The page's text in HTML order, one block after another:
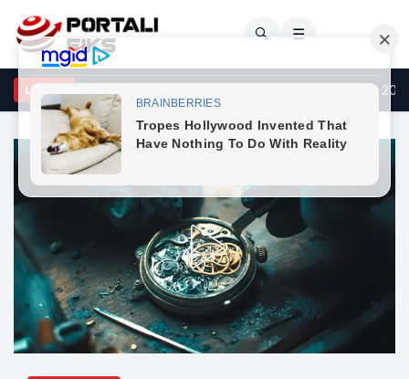
🔍 ☰
LAJME
Të dielën nuk ka kufizime për automjetet e transportit mbi 20